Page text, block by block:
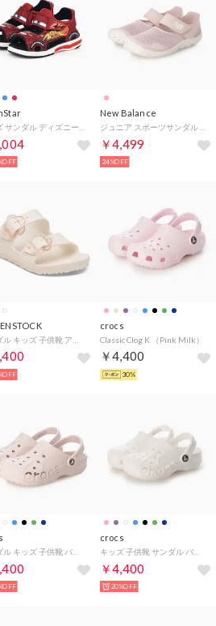
New Balance
￥4,499
24%OFF
crocs
Classic Clog K （Pink Milk）
￥4,400
30%
サンダル キッズ 子供靴 バヤ クロッグ 207013 KIDS' BAYA CLOG （ピンク）
crocs
キッズ 子供靴 サンダル バヤ クロッグ キッズ 207013 （ホワイト）
￥4,400
20%OFF